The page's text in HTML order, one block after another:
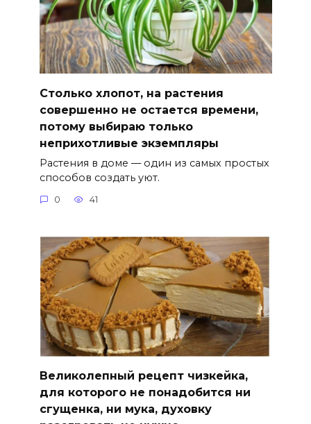
Столько хлопот, на растения
совершенно не остается времени,
потому выбираю только
неприхотливые экземпляры
Растения в доме — один из самых простых
способов создать уют.
0 41
Великолепный рецепт чизкейка,
для которого не понадобится ни
сгущенка, ни мука, духовку